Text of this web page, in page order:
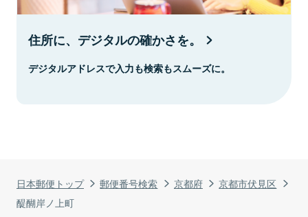
日本郵便トップ 郵便番号検索 京都府
京都市伏見区
醍醐岸ノ上町
住所に、デジタルの確かさを。
デジタルアドレスで入力も検索もスムーズに。